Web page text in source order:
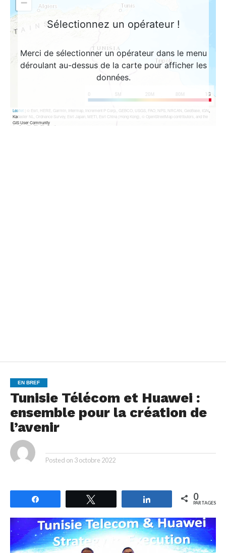
EN BREF
Tunisie Télécom et Huawei :
ensemble pour la création de
l’avenir
Posted on 3 octobre 2022
Partagez 0
PARTAGES